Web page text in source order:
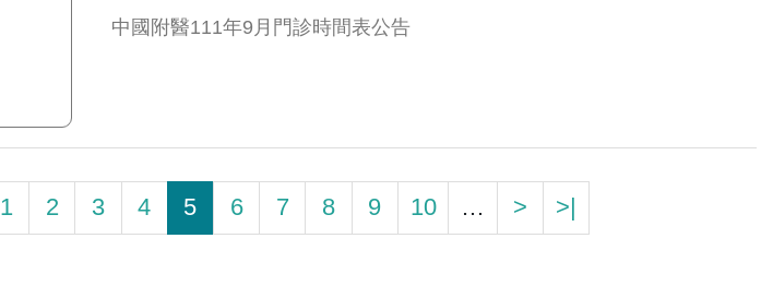
中國附醫111年9月門診時間表公告
1 2 3 4 5 6 7 8 9 10 … > >|